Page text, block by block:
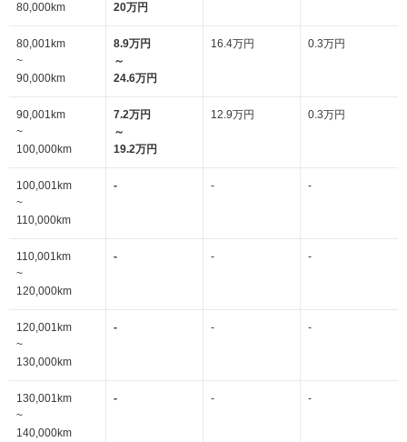
80,000km
20万円
80,001km
~
90,000km
8.9万円
～
24.6万円
16.4万円 0.3万円
90,001km
~
100,000km
7.2万円
～
19.2万円
12.9万円 0.3万円
100,001km
~
110,000km
- - -
110,001km
~
120,000km
- - -
120,001km
~
130,000km
- - -
130,001km
~
140,000km
- - -